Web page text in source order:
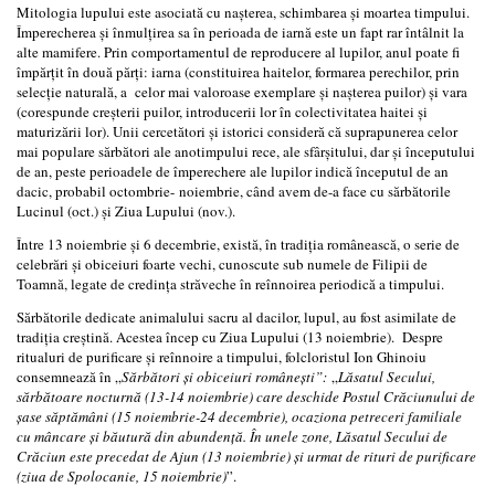
Mitologia lupului este asociată cu nașterea, schimbarea și moartea timpului.
Împerecherea și înmulțirea sa în perioada de iarnă este un fapt rar întâlnit la
alte mamifere. Prin comportamentul de reproducere al lupilor, anul poate fi
împărțit în două părți: iarna (constituirea haitelor, formarea perechilor, prin
selecție naturală, a celor mai valoroase exemplare și nașterea puilor) și vara
(corespunde creșterii puilor, introducerii lor în colectivitatea haitei și
maturizării lor). Unii cercetători și istorici consideră că suprapunerea celor
mai populare sărbători ale anotimpului rece, ale sfârșitului, dar și începutului
de an, peste perioadele de împerechere ale lupilor indică începutul de an
dacic, probabil octombrie- noiembrie, când avem de-a face cu sărbătorile
Lucinul (oct.) și Ziua Lupului (nov.).
Între 13 noiembrie și 6 decembrie, există, în tradiția românească, o serie de
celebrări și obiceiuri foarte vechi, cunoscute sub numele de Filipii de
Toamnă, legate de credința străveche în reînnoirea periodică a timpului.
Sărbătorile dedicate animalului sacru al dacilor, lupul, au fost asimilate de
tradiția creștină. Acestea încep cu Ziua Lupului (13 noiembrie). Despre
ritualuri de purificare și reînnoire a timpului, folcloristul Ion Ghinoiu
consemnează în „Sărbători și obiceiuri românești”: „Lăsatul Secului,
sărbătoare nocturnă (13-14 noiembrie) care deschide Postul Crăciunului de
șase săptămâni (15 noiembrie-24 decembrie), ocaziona petreceri familiale
cu mâncare și băutură din abundență. În unele zone, Lăsatul Secului de
Crăciun este precedat de Ajun (13 noiembrie) și urmat de rituri de purificare
(ziua de Spolocanie, 15 noiembrie)”.